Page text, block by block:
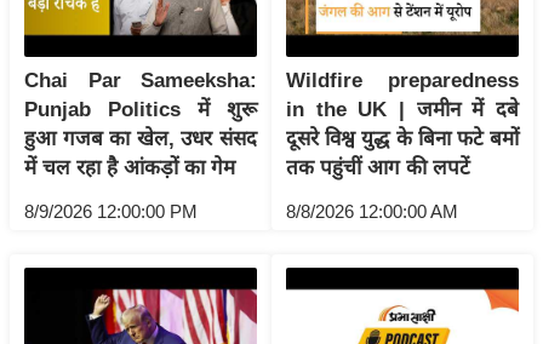
ल
क्रि
के
ट
P
Chai Par Sameeksha:
Punjab Politics में शुरू
हुआ गजब का खेल, उधर संसद
में चल रहा है आंकड़ों का गेम
8/9/2026 12:00:00 PM
Wildfire preparedness
in the UK | जमीन में दबे
दूसरे विश्व युद्ध के बिना फटे बमों
तक पहुंचीं आग की लपटें
8/8/2026 12:00:00 AM